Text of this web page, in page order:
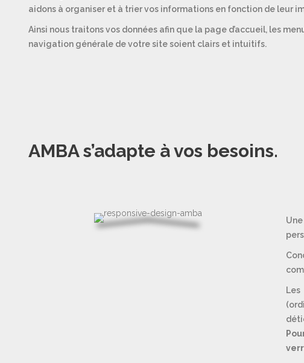
aidons à organiser et à trier vos informations en fonction de leur
Ainsi nous traitons vos données afin que la page d’accueil, les
navigation générale de votre site soient clairs et intuitifs.
AMBA s’adapte à vos besoins.